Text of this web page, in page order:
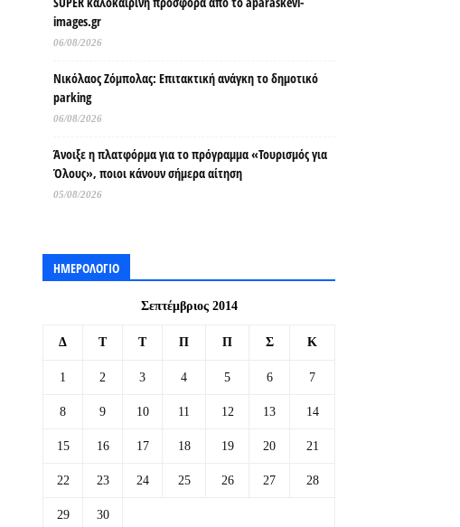
images.gr
06/08/2026
Νικόλαος Ζόμπολας: Επιτακτική ανάγκη το δημοτικό
parking
06/08/2026
Άνοιξε η πλατφόρμα για το πρόγραμμα «Τουρισμός για
Όλους», ποιοι κάνουν σήμερα αίτηση
05/08/2026
ΗΜΕΡΟΛΟΓΙΟ
Σεπτέμβριος 2014
Δ Τ Τ Π Π Σ Κ
1 2 3 4 5 6 7
8 9 10 11 12 13 14
15 16 17 18 19 20 21
22 23 24 25 26 27 28
29 30